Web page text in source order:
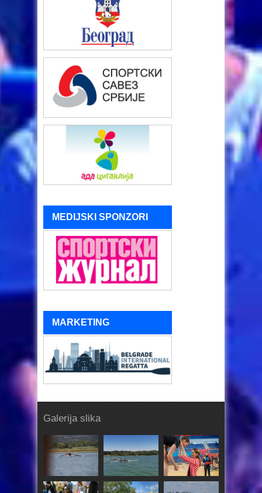
MEDIJSKI SPONZORI
MARKETING
Galerija slika